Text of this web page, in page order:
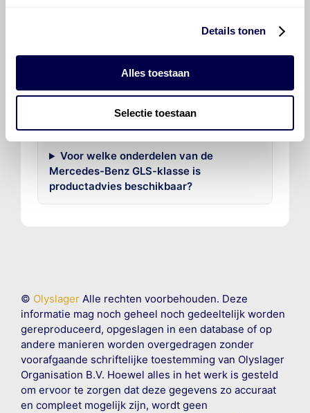
Details tonen
Alles toestaan
Selectie toestaan
Hoeveel motorolie gaat er in een
worden bij een Mercedes-Benz GLS-
Voor welke onderdelen van de
Mercedes-Benz GLS-klasse is
productadvies beschikbaar?
© OlyslagerAlle rechten voorbehouden. Deze
informatie mag noch geheel noch gedeeltelijk worden
gereproduceerd, opgeslagen in een database of op
andere manieren worden overgedragen zonder
voorafgaande schriftelijke toestemming van Olyslager
Organisation B.V. Hoewel alles in het werk is gesteld
om ervoor te zorgen dat deze gegevens zo accuraat
en compleet mogelijk zijn, wordt geen